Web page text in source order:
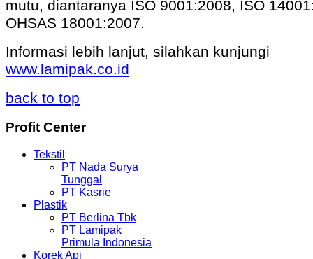
mutu, diantaranya ISO 9001:2008, ISO
OHSAS 18001:2007.
Informasi lebih lanjut, silahkan kunjungi
www.lamipak.co.id
back to top
Profit Center
Tekstil
PT Nada Surya
Tunggal
PT Kasrie
Plastik
PT Berlina Tbk
PT Lamipak
Primula Indonesia
Korek Api